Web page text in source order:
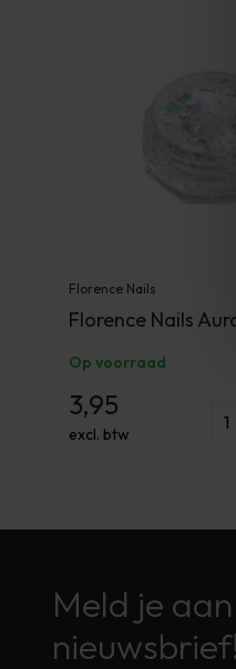
Florence Nails
Florence Nails
Op voorraad
3,95
excl. btw
Meld je